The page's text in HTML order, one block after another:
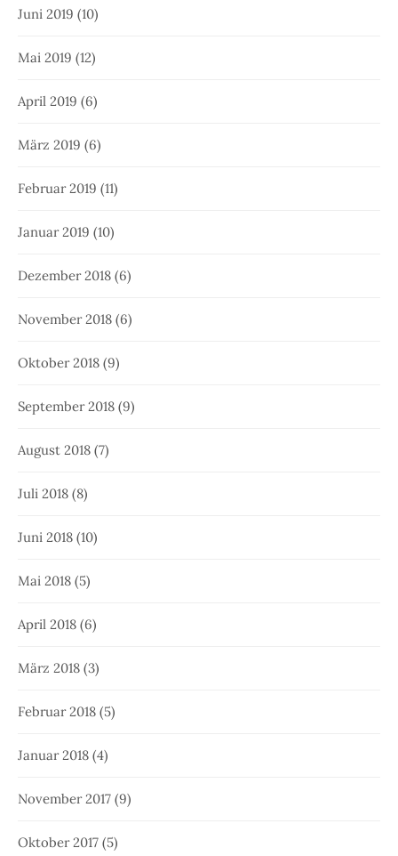
Juni 2019 (10)
Mai 2019 (12)
April 2019 (6)
März 2019 (6)
Februar 2019 (11)
Januar 2019 (10)
Dezember 2018 (6)
November 2018 (6)
Oktober 2018 (9)
September 2018 (9)
August 2018 (7)
Juli 2018 (8)
Juni 2018 (10)
Mai 2018 (5)
April 2018 (6)
März 2018 (3)
Februar 2018 (5)
Januar 2018 (4)
November 2017 (9)
Oktober 2017 (5)